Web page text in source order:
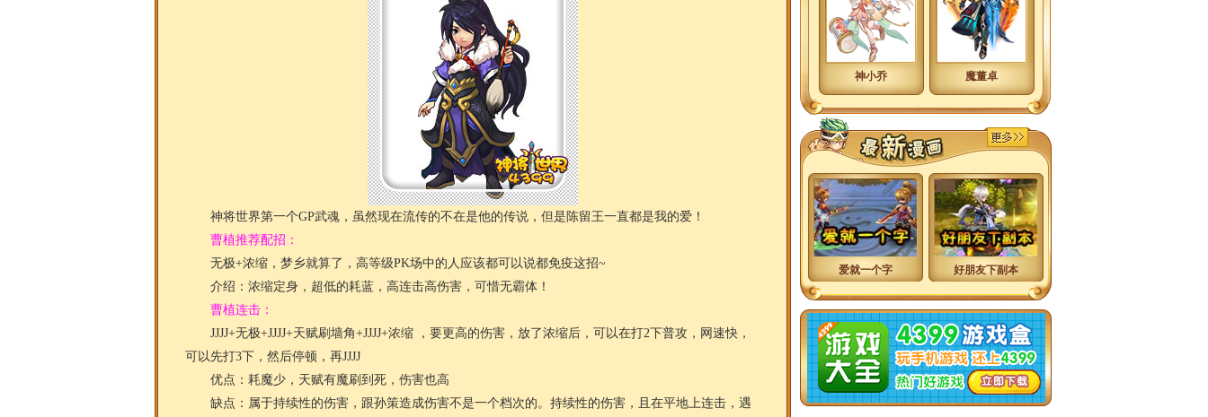
神将世界第一个GP武魂，虽然现在流传的不在是他的传说，但是陈留王一直都是我的爱！
曹植推荐配招：
无极+浓缩，梦乡就算了，高等级PK场中的人应该都可以说都免疫这招~
介绍：浓缩定身，超低的耗蓝，高连击高伤害，可惜无霸体！
曹植连击：
JJJJ+无极+JJJJ+天赋刷墙角+JJJJ+浓缩 ，要更高的伤害，放了浓缩后，可以在打2下普攻，网速快，
可以先打3下，然后停顿，再JJJJ
优点：耗魔少，天赋有魔刷到死，伤害也高
缺点：属于持续性的伤害，跟孙策造成伤害不是一个档次的。持续性的伤害，且在平地上连击，遇
神小乔 魔董卓
神将世界漫画 神将世界
四格漫画
爱就一个字 好朋友下副本